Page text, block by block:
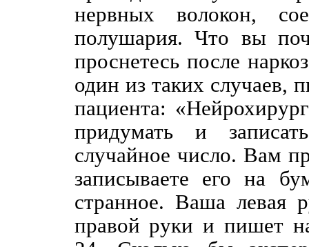
нервных волокон,
полушария. Что вы
проснетесь после
один из таких случаев,
пациента:
придумать и
случайное число. Вам
записываете его на
странное. Ваша левая
правой руки и пишет